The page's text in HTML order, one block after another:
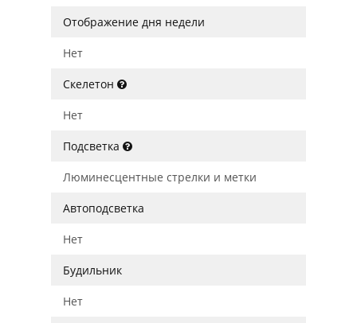
Отображение дня недели
Нет
Скелетон
Нет
Подсветка
Люминесцентные стрелки и метки
Автоподсветка
Нет
Будильник
Нет